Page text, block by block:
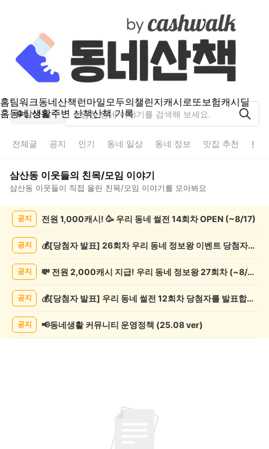
홈팀워크동네산책런마일모두의챌린지캐시로또보험캐시딜
홈동네 생활주변 산책산책 기록
삼산동
전체글 공지 인기 동네 일상 동네 정보 맛집 추천 분
삼산동 이웃들의 친목/모임 이야기
삼산동 이웃들이 직접 올린 친목/모임 이야기를 모아봐요
록
공지 전원 1,000캐시! 🥳 우리 동네 썰전 14회차 OPEN (~8/17)
공지 💰[당첨자 발표] 26회차 우리 동네 정보왕 이벤트 당첨자를 발표합니다!
공지 💸 전원 2,000캐시 지급! 우리 동네 정보왕 27회차 (~8/10)
공지 💰[당첨자 발표] 우리 동네 썰전 12회차 당첨자를 발표합니다!
공지 📢동네생활 커뮤니티 운영정책 (25.08 ver)